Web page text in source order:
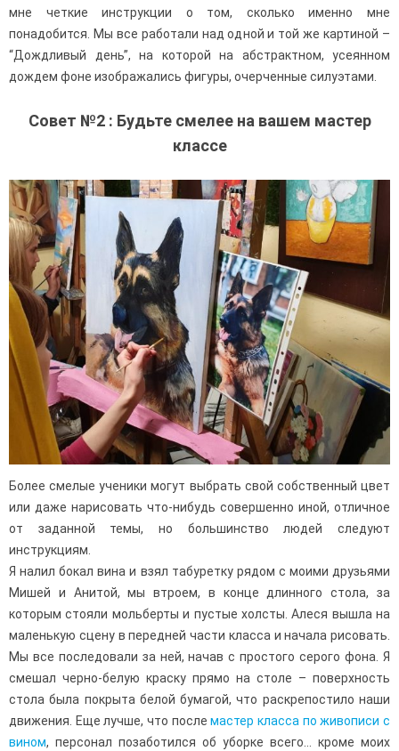
мне четкие инструкции о том, сколько именно мне
понадобится. Мы все работали над одной и той же картиной –
“Дождливый день”, на которой на абстрактном, усеянном
дождем фоне изображались фигуры, очерченные силуэтами.
Совет №2 : Будьте смелее на вашем мастер
классе
Более смелые ученики могут выбрать свой собственный цвет
или даже нарисовать что-нибудь совершенно иной, отличное
от заданной темы, но большинство людей следуют
инструкциям.
Я налил бокал вина и взял табуретку рядом с моими друзьями
Мишей и Анитой, мы втроем, в конце длинного стола, за
которым стояли мольберты и пустые холсты. Алеся вышла на
маленькую сцену в передней части класса и начала рисовать.
Мы все последовали за ней, начав с простого серого фона. Я
смешал черно-белую краску прямо на столе – поверхность
стола была покрыта белой бумагой, что раскрепостило наши
движения. Еще лучше, что послемастер класса по живописи с
вином, персонал позаботился об уборке всего… кроме моих